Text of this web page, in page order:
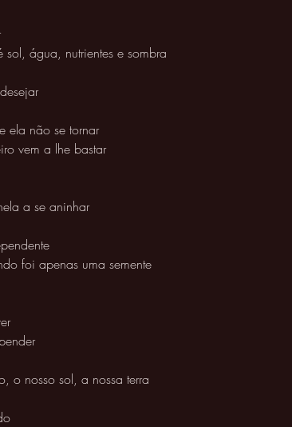
água, nutrientes e sombra
ela não se tornar
vem a lhe bastar
a se aninhar
foi apenas uma semente
o nosso sol, a nossa terra